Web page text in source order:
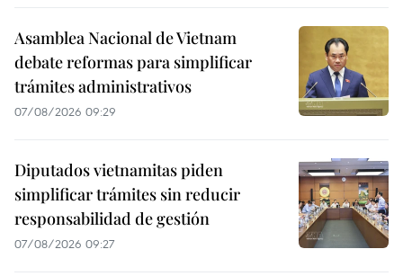
Asamblea Nacional de Vietnam
debate reformas para simplificar
trámites administrativos
07/08/2026 09:29
Diputados vietnamitas piden
simplificar trámites sin reducir
responsabilidad de gestión
07/08/2026 09:27